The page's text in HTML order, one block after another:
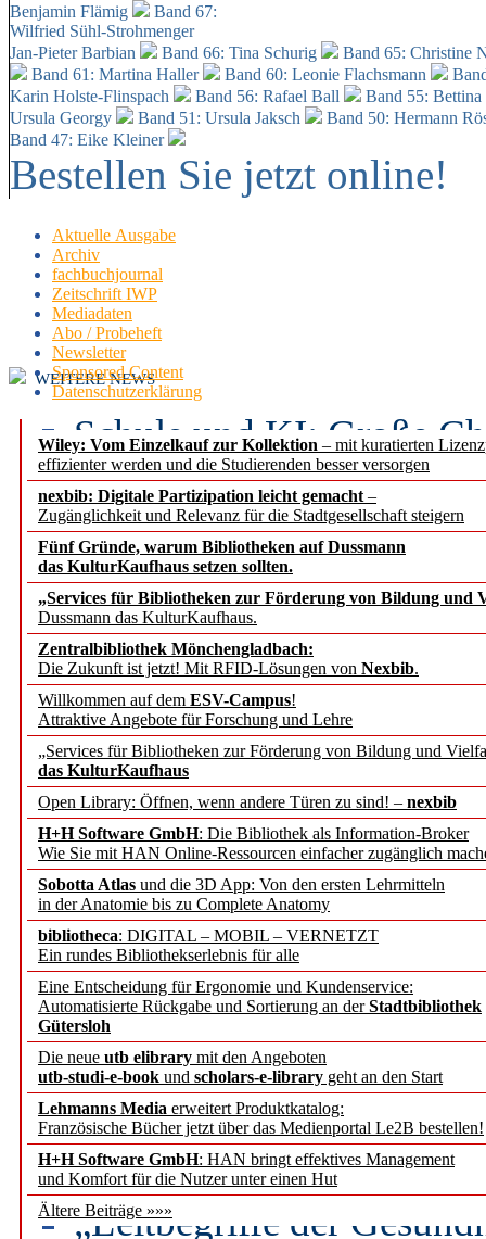
Benjamin Flämig
Band 67:
Wilfried Sühl-Strohmenger
Jan-Pieter Barbian
Band 66: Tina Schurig
Band 65: Christine
Band 61: Martina Haller
Band 60: Leonie Flachsmann
Karin Holste-Flinspach
Band 56: Rafael Ball
Band 55:
Ursula Georgy
Band 51: Ursula Jaksch Band 50: Hermann
Band 47: Eike Kleiner
Bestellen Sie jetzt online!
Aktuelle Ausgabe
Archiv
fachbuchjournal
Zeitschrift IWP
Mediadaten
Abo / Probeheft
Newsletter
Sponsored Content
Datenschutzerklärung
Wiley: Vom Einzelkauf zur Kollektion – mit kuratierten
effizienter werden und die Studierenden besser versorgen
nexbib: Digitale Partizipation leicht gemacht –
Zugänglichkeit und Relevanz für die Stadtgesellschaft steigern
Fünf Gründe, warum Bibliotheken auf Dussmann
das KulturKaufhaus setzen sollten.
„Services für Bibliotheken zur Förderung von Bildung und
Dussmann das KulturKaufhaus.
Zentralbibliothek Mönchengladbach:
Die Zukunft ist jetzt! Mit RFID-Lösungen von Nexbib.
Willkommen auf dem ESV-Campus!
Attraktive Angebote für Forschung und Lehre
„Services für Bibliotheken zur Förderung von Bildung und
das KulturKaufhaus
Open Library: Öffnen, wenn andere Türen zu sind! – nexbib
H+H Software GmbH: Die Bibliothek als Information-Broker
Wie Sie mit HAN Online-Ressourcen einfacher zugänglich
Sobotta Atlas und die 3D App: Von den ersten Lehrmitteln
in der Anatomie bis zu Complete Anatomy
bibliotheca: DIGITAL – MOBIL – VERNETZT
Ein rundes Bibliothekserlebnis für alle
Eine Entscheidung für Ergonomie und Kundenservice:
Automatisierte Rückgabe und Sortierung an derStadtbibliothek
Gütersloh
Die neue utb elibrary mit den Angeboten
utb-studi-e-book und scholars-e-library geht an den Start
Lehmanns Media erweitert Produktkatalog:
Französische Bücher jetzt über das Medienportal Le2B bestellen!
H+H Software GmbH: HAN bringt effektives Management
und Komfort für die Nutzer unter einen Hut
Ältere Beiträge »»»
WEITERE NEWS
Schule und KI: Große
Voraussetzungen
Erfolgreiches erstes
Segment Research –
angepasst
konstruktiv!
Mohr Siebeck
und die Zeitschrift für
Francke Attempto
EBSCO Information
Recherchefunktionen in
Sorbisches Institut neu
Geschichte und
Künstliche Intelligenz
besser zu verstehen
„Leitbegriffe der